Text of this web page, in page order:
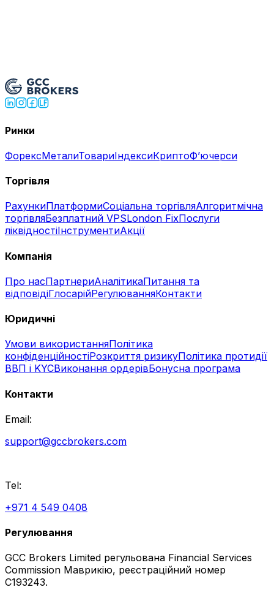
Ринки
ФорексМеталиТовариІндексиКриптоФʼючерси
Торгівля
РахункиПлатформиСоціальна торгівляАлгоритмічна
торгівляБезплатний VPSLondon FixПослуги
ліквідностіІнструментиАкції
Компанія
Про насПартнериАналітикаПитання та
відповідіГлосарійРегулюванняКонтакти
Юридичні
Умови використанняПолітика
конфіденційностіРозкриття ризикуПолітика протидії
ВВП і KYCВиконання ордерівБонусна програма
Контакти
Email:
support@gccbrokers.com
Tel:
+971 4 549 0408
Регулювання
GCC Brokers Limited регульована Financial Services
Commission Маврикію, реєстраційний номер
C193243.